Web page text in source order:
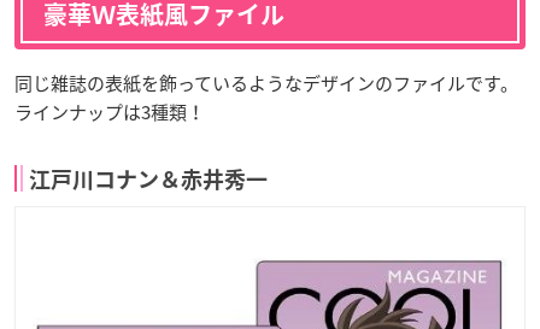
豪華Ｗ表紙風ファイル
同じ雑誌の表紙を飾っているようなデザインのファイルです。
ラインナップは3種類！
江戸川コナン＆赤井秀一